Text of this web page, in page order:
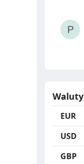
Waluty
EUR
USD
GBP